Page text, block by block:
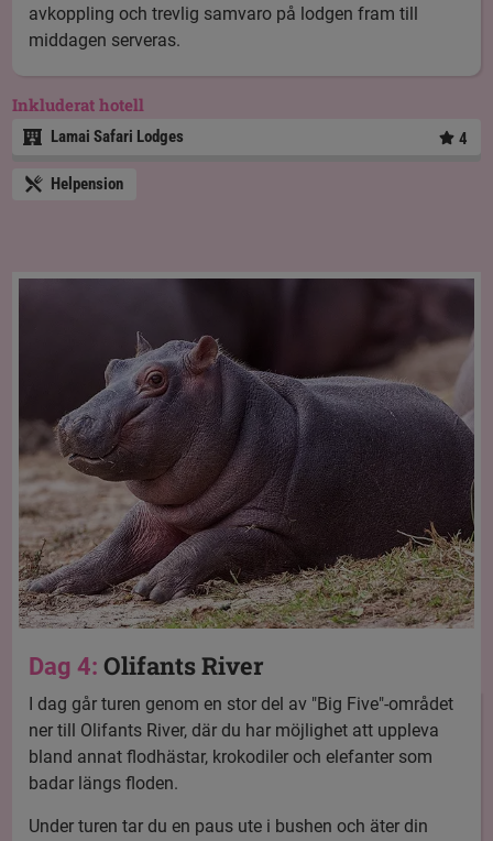
avkoppling och trevlig samvaro på lodgen fram till
middagen serveras.
Inkluderat hotell
Lamai Safari Lodges 4
Helpension
Dag 4:Olifants River
I dag går turen genom en stor del av "Big Five"-området
ner till Olifants River, där du har möjlighet att uppleva
bland annat flodhästar, krokodiler och elefanter som
badar längs floden.
Under turen tar du en paus ute i bushen och äter din